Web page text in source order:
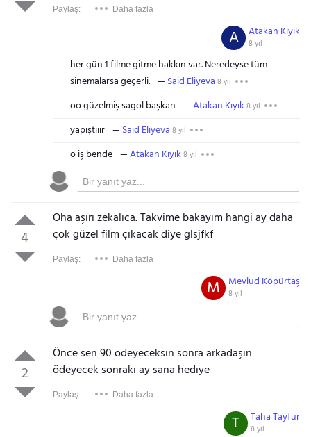
Paylaş: Daha fazla
Atakan Kıyık
8 yıl
A
her gün 1 filme gitme hakkın var. Neredeyse tüm
sinemalarsa geçerli.
Said Eliyeva 8 yıl
oo güzelmiş sagol başkan Atakan Kıyık 8 yıl
yapıştııır Said Eliyeva 8 yıl
o iş bende Atakan Kıyık 8 yıl
4
Oha aşırı zekalıca. Takvime bakayım hangi ay daha
çok güzel film çıkacak diye glsjfkf
Paylaş: Daha fazla
Mevlud Köpürtaş
8 yıl
M
2
Önce sen 90 ödeyeceksın sonra arkadaşın
ödeyecek sonrakı ay sana hedıye
Paylaş: Daha fazla
Taha Tayfur
8 yıl
T